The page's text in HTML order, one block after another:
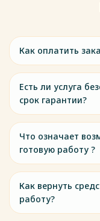
Как оплатить
Есть ли услуга
срок гарантии?
Что означает
готовую работу ?
Как вернуть
работу?